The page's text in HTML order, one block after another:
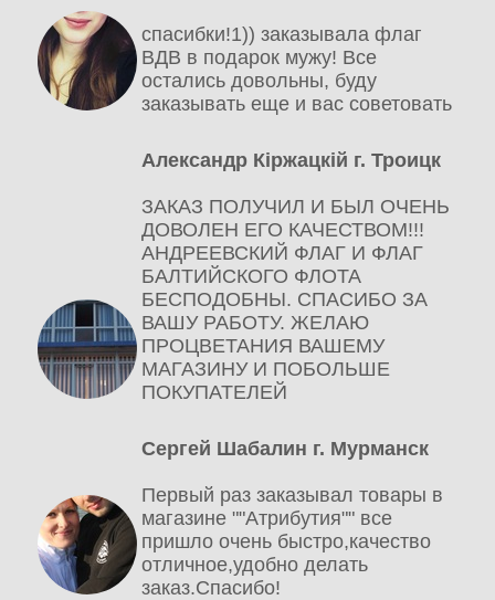
спасибки!1)) заказывала флаг
ВДВ в подарок мужу! Все
остались довольны, буду
заказывать еще и вас советовать
Александр Кіржацкій г. Троицк
ЗАКАЗ ПОЛУЧИЛ И БЫЛ ОЧЕНЬ
ДОВОЛЕН ЕГО КАЧЕСТВОМ!!!
АНДРЕЕВСКИЙ ФЛАГ И ФЛАГ
БАЛТИЙСКОГО ФЛОТА
БЕСПОДОБНЫ. СПАСИБО ЗА
ВАШУ РАБОТУ. ЖЕЛАЮ
ПРОЦВЕТАНИЯ ВАШЕМУ
МАГАЗИНУ И ПОБОЛЬШЕ
ПОКУПАТЕЛЕЙ
Сергей Шабалин г. Мурманск
Первый раз заказывал товары в
магазине ""Атрибутия"" все
пришло очень быстро,качество
отличное,удобно делать
заказ.Спасибо!